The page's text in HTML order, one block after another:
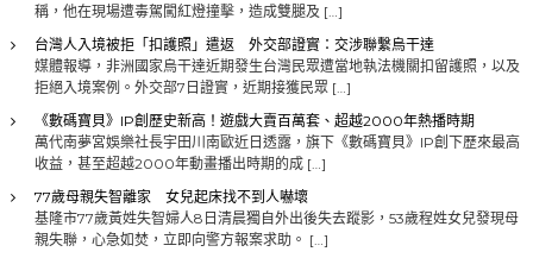
稱，他在現場遭毒駕闖紅燈撞擊，造成雙腿及 […]
台灣人入境被拒「扣護照」遣返 外交部證實：交涉聯繫烏干達
媒體報導，非洲國家烏干達近期發生台灣民眾遭當地執法機關扣留護照，以及
拒絕入境案例。外交部7日證實，近期接獲民眾 […]
《數碼寶貝》IP創歷史新高！遊戲大賣百萬套、超越2000年熱播時期
萬代南夢宮娛樂社長宇田川南歐近日透露，旗下《數碼寶貝》IP創下歷來最高
收益，甚至超越2000年動畫播出時期的成 […]
77歲母親失智離家 女兒起床找不到人嚇壞
基隆市77歲黃姓失智婦人8日清晨獨自外出後失去蹤影，53歲程姓女兒發現母
親失聯，心急如焚，立即向警方報案求助。 […]